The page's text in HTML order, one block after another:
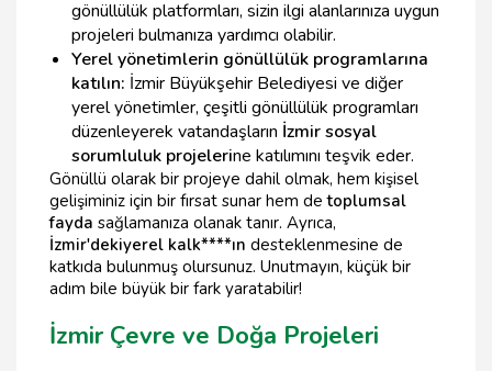
gönüllülük platformları, sizin ilgi alanlarınıza uygun
projeleri bulmanıza yardımcı olabilir.
Yerel yönetimlerin gönüllülük programlarına
katılın: İzmir Büyükşehir Belediyesi ve diğer
yerel yönetimler, çeşitli gönüllülük programları
düzenleyerek vatandaşların İzmir sosyal
sorumluluk projelerine katılımını teşvik eder.
Gönüllü olarak bir projeye dahil olmak, hem kişisel
gelişiminiz için bir fırsat sunar hem detoplumsal
fayda sağlamanıza olanak tanır. Ayrıca,
İzmir'dekiyerel kalk****ın desteklenmesine de
katkıda bulunmuş olursunuz. Unutmayın, küçük bir
adım bile büyük bir fark yaratabilir!
İzmir Çevre ve Doğa Projeleri